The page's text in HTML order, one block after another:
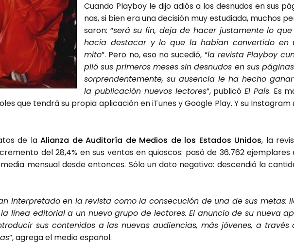
Cuan­do Play­boy le dijo adiós a los des­nu­dos en sus
nas, si bien era una deci­sión muy estu­dia­da, muchos
sa­ron: “será su fin, deja de hacer jus­ta­men­te lo
hacía des­ta­car y lo que la habían con­ver­ti­do en
mito”. Pero no, eso no suce­dió, “la revis­ta Play­boy
plió sus pri­me­ros meses sin des­nu­dos en sus
sor­pren­den­te­men­te, su ausen­cia le ha hecho
la publi­ca­ción nue­vos lec­to­res”, publi­cóEl País. Es
que ten­drá su pro­pia apli­ca­ción en iTu­nes y Goo­gle Play. Y su Ins­ta­gram
de laAlian­za de Audi­to­ría de Medios de los Esta­dos Uni­dos, la
del 28,4% en sus ven­tas en quios­cos: pasó de 36.762 ejem­pla­res
men­sual des­de enton­ces. Sólo un dato nega­ti­vo: des­cen­dió la
inter­pre­ta­do en la revis­ta como la con­se­cu­ción de una de sus metas:
línea edi­to­rial a un nue­vo gru­po de lec­to­res. El anun­cio de su nue­va
sus con­te­ni­dos a las nue­vas audien­cias, más jóve­nes, a tra­vés
”, agre­ga el medio espa­ñol.